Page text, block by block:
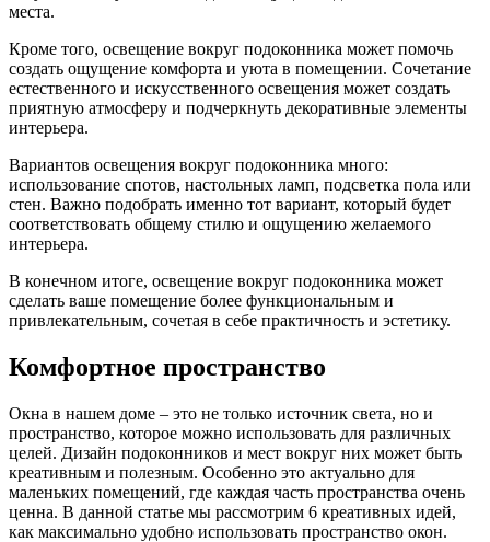
места.
Кроме того, освещение вокруг подоконника может помочь
создать ощущение комфорта и уюта в помещении. Сочетание
естественного и искусственного освещения может создать
приятную атмосферу и подчеркнуть декоративные элементы
интерьера.
Вариантов освещения вокруг подоконника много:
использование спотов, настольных ламп, подсветка пола или
стен. Важно подобрать именно тот вариант, который будет
соответствовать общему стилю и ощущению желаемого
интерьера.
В конечном итоге, освещение вокруг подоконника может
сделать ваше помещение более функциональным и
привлекательным, сочетая в себе практичность и эстетику.
Комфортное пространство
Окна в нашем доме – это не только источник света, но и
пространство, которое можно использовать для различных
целей. Дизайн подоконников и мест вокруг них может быть
креативным и полезным. Особенно это актуально для
маленьких помещений, где каждая часть пространства очень
ценна. В данной статье мы рассмотрим 6 креативных идей,
как максимально удобно использовать пространство окон.